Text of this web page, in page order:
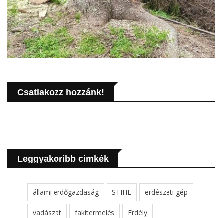
Csatlakozz hozzánk!
Leggyakoribb cimkék
állami erdőgazdaság STIHL erdészeti gép
vadászat fakitermelés Erdély